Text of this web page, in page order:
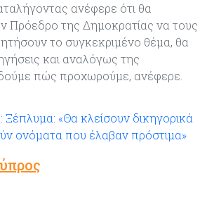
ανέφερε ότι θα
Πρόεδρο της Δημοκρατίας να τους
το συγκεκριμένο θέμα, θα
και αναλόγως της
πώς προχωρούμε, ανέφερε.
«Θα κλείσουν δικηγορικά
ονόματα που έλαβαν πρόστιμα»